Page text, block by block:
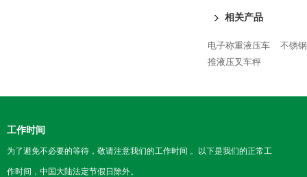
相关产品
电子称重液压车
不锈
推液压叉车秤
工作时间
为了避免不必要的等待，敬请注意我们的工作时间 。以下是我们的正常工
作时间，中国大陆法定节假日除外。